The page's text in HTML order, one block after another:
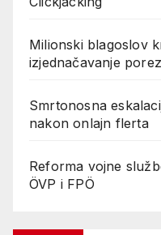
Milionski blagoslov
izjednačavanje
Smrtonosna
nakon onlajn flerta
Reforma vojne
ÖVP i FPÖ